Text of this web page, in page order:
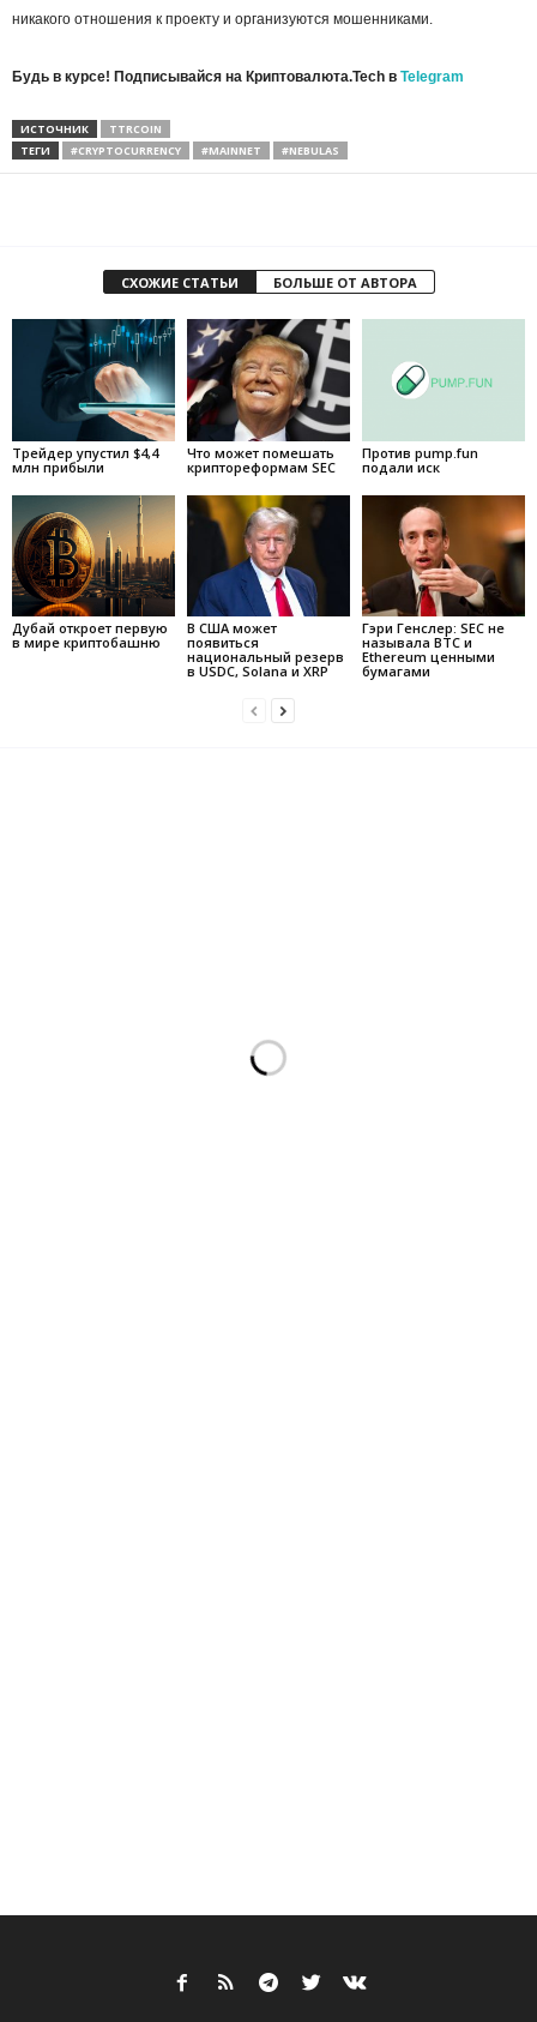
никакого отношения к проекту и организуются мошенниками.
Будь в курсе! Подписывайся на Криптовалюта.Tech в Telegram
ИСТОЧНИК
TTRCOIN
ТЕГИ
#CRYPTOCURRENCY #MAINNET #NEBULAS
СХОЖИЕ СТАТЬИ БОЛЬШЕ ОТ АВТОРА
Трейдер упустил $4,4
млн прибыли
Что может помешать
криптореформам SEC
Против pump.fun
подали иск
Дубай откроет первую
в мире криптобашню
В США может
появиться
национальный резерв
в USDC, Solana и XRP
Гэри Генслер: SEC не
называла BTC и
Ethereum ценными
бумагами